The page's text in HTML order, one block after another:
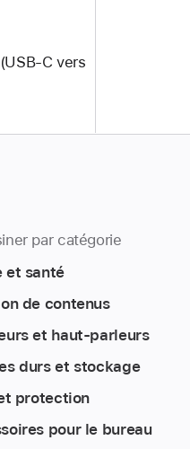
C vers
par catégorie
et santé
de contenus
et haut-parleurs
durs et stockage
protection
pour le bureau